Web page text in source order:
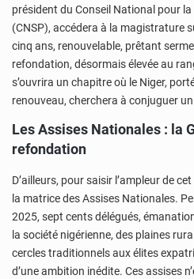
président du Conseil National pour
(CNSP), accédera à la magistrature
cinq ans, renouvelable, prêtant
refondation, désormais élevée au
s’ouvrira un chapitre où le Niger,
renouveau, cherchera à conjuguer
Les Assises Nationales : la
refondation
D’ailleurs, pour saisir l’ampleur de
la matrice des Assises Nationales.
2025, sept cents délégués,
la société nigérienne, des plaines
cercles traditionnels aux élites
d’une ambition inédite. Ces assises